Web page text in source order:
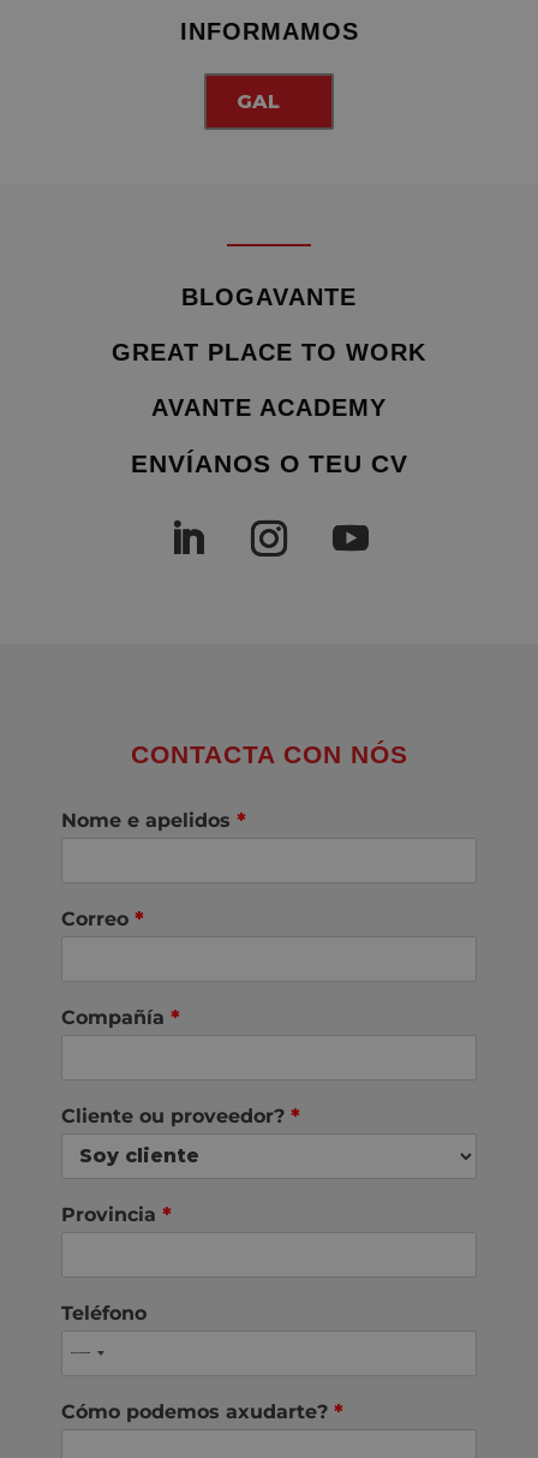
INFORMAMOS
GAL
BLOGAVANTE
GREAT PLACE TO WORK
AVANTE ACADEMY
ENVÍANOS O TEU CV
CONTACTA CON NÓS
Nome e apelidos *
Correo *
Compañía *
Cliente ou proveedor? *
Provincia *
Teléfono
Cómo podemos axudarte? *